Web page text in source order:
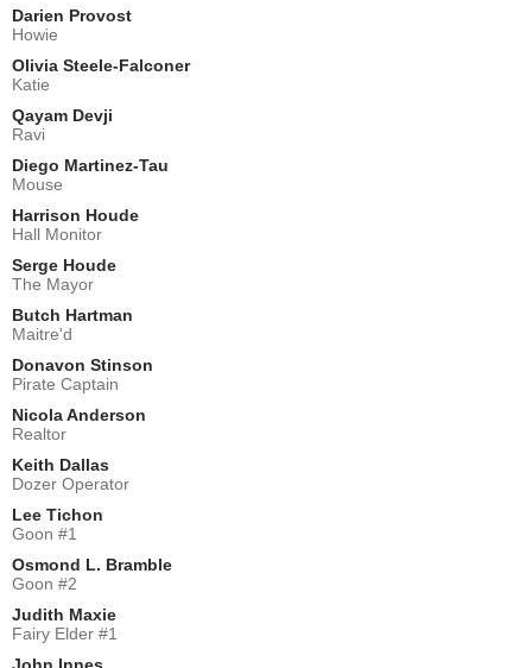
Darien Provost
Howie
Olivia Steele-Falconer
Katie
Qayam Devji
Ravi
Diego Martinez-Tau
Mouse
Harrison Houde
Hall Monitor
Serge Houde
The Mayor
Butch Hartman
Maitre'd
Donavon Stinson
Pirate Captain
Nicola Anderson
Realtor
Keith Dallas
Dozer Operator
Lee Tichon
Goon #1
Osmond L. Bramble
Goon #2
Judith Maxie
Fairy Elder #1
John Innes